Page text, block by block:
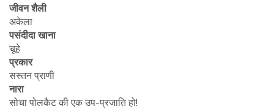
जीवन शैली
अकेला
पसंदीदा खाना
चूहे
प्रकार
सस्तन प्राणी
नारा
सोचा पोलकैट की एक उप-प्रजाति हो!